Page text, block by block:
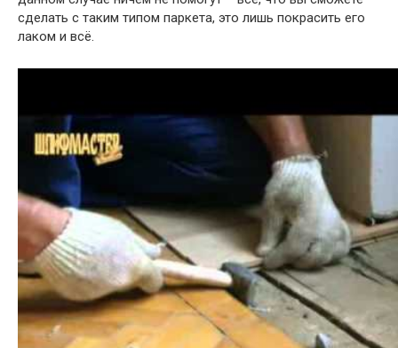
сделать с таким типом паркета, это лишь покрасить его
лаком и всё.